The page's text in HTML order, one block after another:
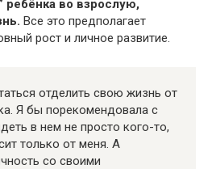
ребёнка во взрослую,
Все это предполагает
рост и личное развитие.
отделить свою жизнь от
Я бы порекомендовала с
в нем не просто кого-то,
только от меня. А
со своими